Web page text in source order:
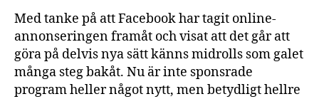
Med tanke på att Facebook har tagit online-
annonseringen framåt och visat att det går att
göra på delvis nya sätt känns midrolls som galet
många steg bakåt. Nu är inte sponsrade
program heller något nytt, men betydligt hellre